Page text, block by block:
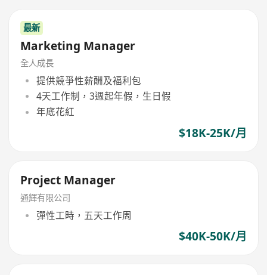
最新
Marketing Manager
全人成長
提供競爭性薪酬及福利包
4天工作制，3週起年假，生日假
年底花紅
$18K-25K/月
Project Manager
通輝有限公司
彈性工時，五天工作周
$40K-50K/月